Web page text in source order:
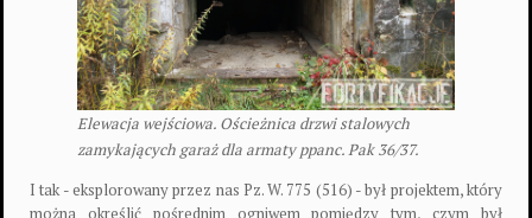
Elewacja wejściowa. Ościeżnica drzwi stalowych
zamykających garaż dla armaty ppanc. Pak 36/37.
I tak - eksplorowany przez nas Pz. W. 775 (516) - był projektem, który
można określić pośrednim ogniwem pomiędzy tym, czym był